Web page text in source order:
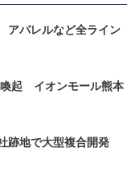
アパレルなど全ライン
喚起 イオンモール熊本
跡地で大型複合開発